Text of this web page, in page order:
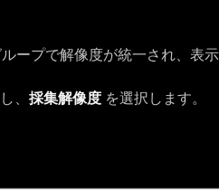
ープで解像度が統一され、表
、 採集解像度 を選択します。